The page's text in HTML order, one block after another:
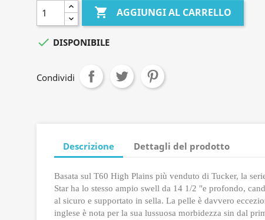
 AGGIUNGI AL CARRELLO
 DISPONIBILE
Condividi
Descrizione Dettagli del prodotto
Basata sul T60 High Plains più venduto di Tucker, la
Star ha lo stesso ampio swell da 14 1/2 "e profondo,
al sicuro e supportato in sella. La pelle è davvero
inglese è nota per la sua lussuosa morbidezza sin dal